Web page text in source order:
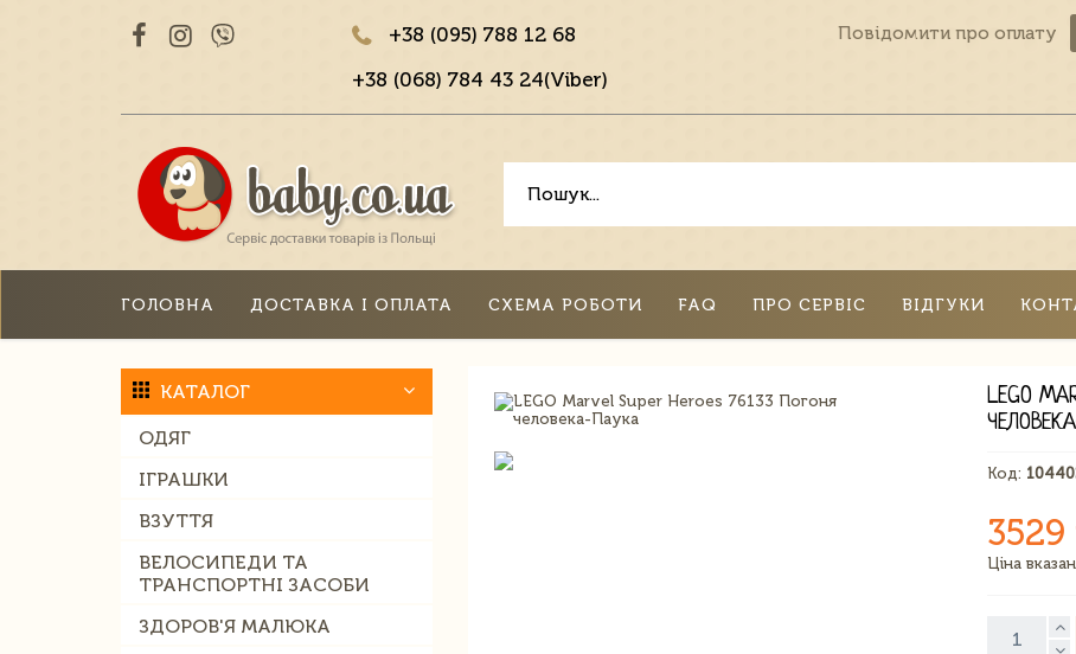
+38 (095) 788 12 68
+38 (068) 784 43 24(Viber)
Повідомити про оплату
ГОЛОВНА ДОСТАВКА І ОПЛАТА СХЕМА РОБОТИ FAQ ПРО СЕРВІС ВІДГУКИ
КАТАЛОГ
ОДЯГ
ІГРАШКИ
ВЗУТТЯ
ВЕЛОСИПЕДИ ТА
ТРАНСПОРТНІ ЗАСОБИ
ЗДОРОВ'Я МАЛЮКА
LEGO
Код:
3529
Ціна